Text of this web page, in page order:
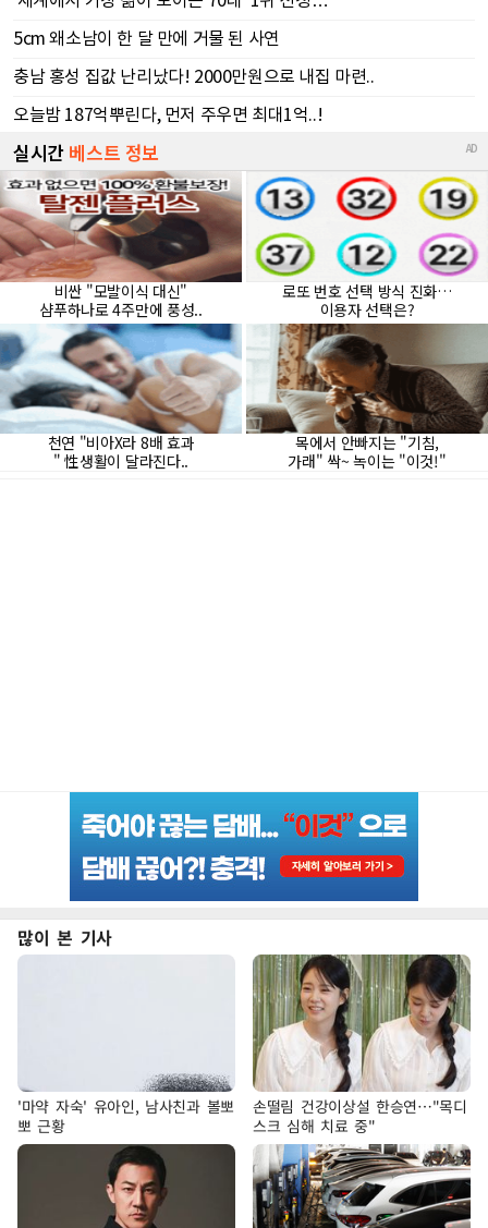
많이 본 기사
'마약 자숙' 유아인, 남사친과 볼뽀
뽀 근황
손떨림 건강이상설 한승연…"목디
스크 심해 치료 중"